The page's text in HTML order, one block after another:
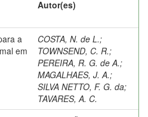
Autor(es)
a
em
COSTA, N. de L.;
TOWNSEND, C. R.;
PEREIRA, R. G. de A.;
MAGALHAES, J. A.;
SILVA NETTO, F. G. da;
TAVARES, A. C.